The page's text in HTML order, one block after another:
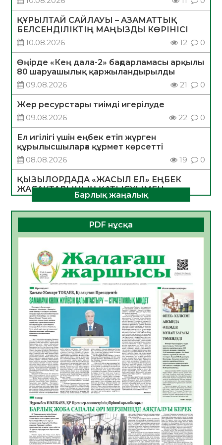
ҚҰРЫЛТАЙ САЙЛАУЫ – АЗАМАТТЫҚ
БЕЛСЕНДІЛІКТІҢ МАҢЫЗДЫ КӨРІНІСІ
10.08.2026
12 0
Өңірде «Кең дала-2» бағдарламасы арқылы
80 шаруашылық қаржыландырылды
09.08.2026
21 0
Жер ресурстары тиімді игерілуде
09.08.2026
22 0
Ел игілігі үшін еңбек етіп жүрген
құрылысшыларға құрмет көрсетті
08.08.2026
19 0
ҚЫЗЫЛОРДАДА «ЖАСЫЛ ЕЛ» ЕҢБЕК
ЖАСАҚТАРЫНЫҢ ҚАТЫСУЫМЕН
ЭКОЛОГИЯЛЫҚ СЕНБІЛІК ӨТТІ
08.08.2026
18 0
Білім гранты иегерлерінің тізімі шықты
Қазақстандықтар Құрылтай сайлауынан
жақсылық күтеді – қоғамдық пікір зерттеуі
07.08.2026
18
«Дауыс беру учаскесін қалай табуға
болады?»
07.08.2026
19
ҚҰРЫЛТАЙ САЙЛАУЫ – БІРЛІК ПЕН
БЕЛСЕНДІЛІКТІҢ БЕЛГІСІ
07.08.2026
58
5547 әскери бөлімінде «Алғашқы қызмет
күні» іс-шарасы өтті
07.08.2026
52
Қаржылық сауаттылықты арттыруға
бағытталған кездесу өтті
Барлық жаңалық
PDF нұсқа